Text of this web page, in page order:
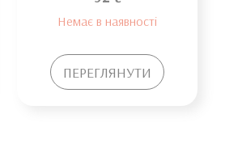
Немає в наявності
ПЕРЕГЛЯНУТИ